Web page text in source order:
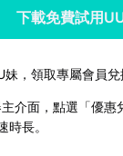
下載免費試用
，領取專屬會員兌
介面，點選「優惠
時長。